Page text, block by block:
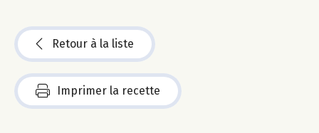
Retour à la liste
Imprimer la recette